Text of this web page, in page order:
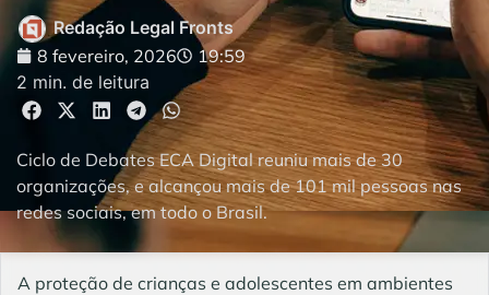
Redação Legal Fronts
8 fevereiro, 2026
19:59
2 min. de leitura
Ciclo de Debates ECA Digital reuniu mais de 30
organizações, e alcançou mais de 101 mil pessoas nas
redes sociais, em todo o Brasil.
A proteção de crianças e adolescentes em ambientes